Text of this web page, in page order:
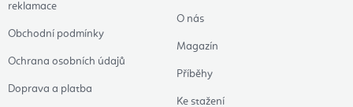
reklamace
Obchodní podmínky
Ochrana osobních údajů
Doprava a platba
O nás
Magazín
Příběhy
Ke stažení